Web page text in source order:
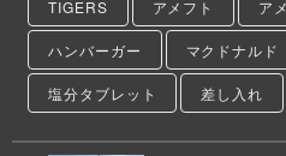
TIGERS アメフト ア
ハンバーガー マクドナルド
塩分タブレット 差し入れ